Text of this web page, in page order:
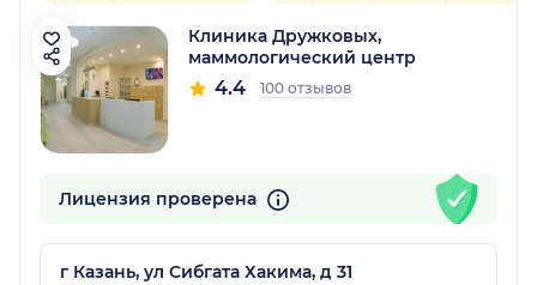
Клиника Дружковых,
маммологический центр
4.4 100 отзывов
Лицензия проверена
г Казань, ул Сибгата Хакима, д 31